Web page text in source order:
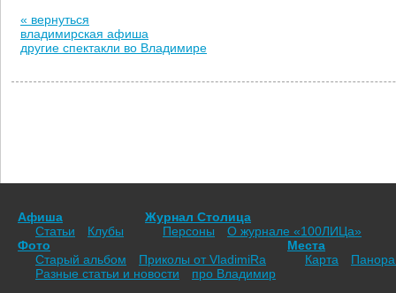
« вернуться
владимирская афиша
другие спектакли во Владимире
Афиша
Статьи
Клубы
Журнал Столица
Персоны
О журнале «100ЛИЦа»
Фото
Старый альбом
Приколы от VladimiRа
Места
Карта
Разные статьи и новости
про Владимир